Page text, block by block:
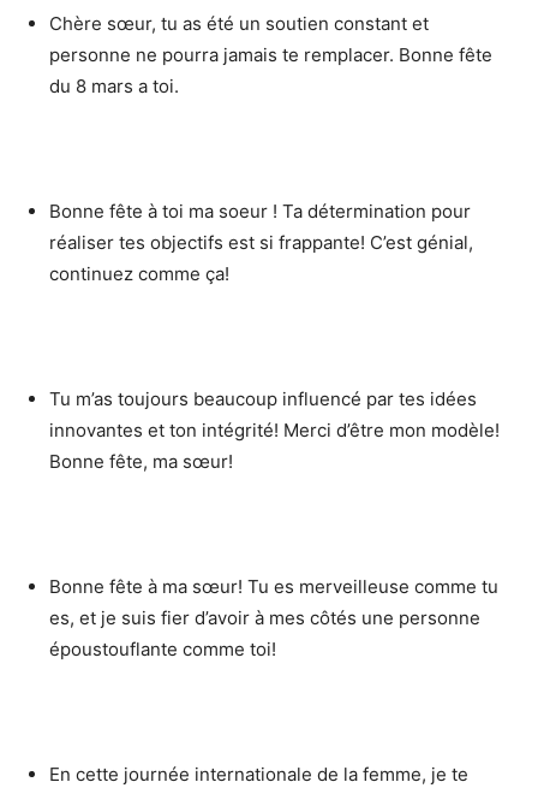
Chère sœur, tu as été un soutien constant et
personne ne pourra jamais te remplacer. Bonne fête
du 8 mars a toi.
Bonne fête à toi ma soeur ! Ta détermination pour
réaliser tes objectifs est si frappante! C’est génial,
continuez comme ça!
Tu m’as toujours beaucoup influencé par tes idées
innovantes et ton intégrité! Merci d’être mon modèle!
Bonne fête, ma sœur!
Bonne fête à ma sœur! Tu es merveilleuse comme tu
es, et je suis fier d’avoir à mes côtés une personne
époustouflante comme toi!
En cette journée internationale de la femme, je te